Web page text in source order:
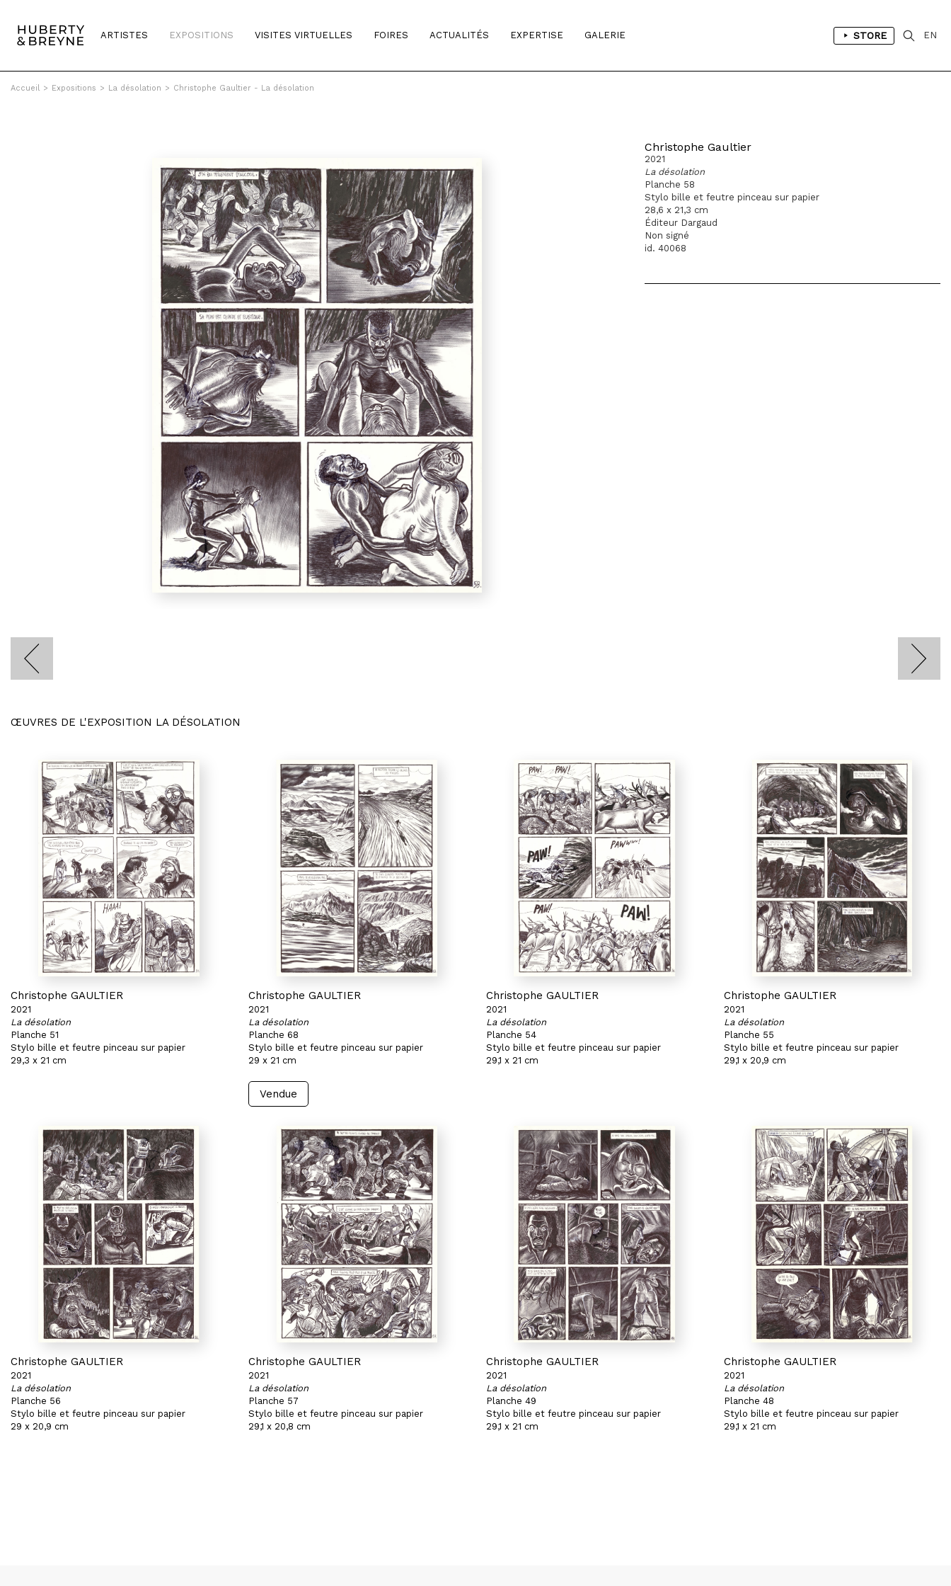
ARTISTES EXPOSITIONS VISITES VIRTUELLES FOIRES ACTUALITÉS EXPERTISE GALERIE STORE EN
Accueil > Expositions > La désolation > Christophe Gaultier - La désolation
Christophe Gaultier
2021
La désolation
Planche 58
Stylo bille et feutre pinceau sur papier
28,6 x 21,3 cm
Éditeur Dargaud
Non signé
id. 40068
ŒUVRES DE L'EXPOSITION LA DÉSOLATION
Christophe GAULTIER
2021
La désolation
Planche 51
Stylo bille et feutre pinceau sur papier
29,3 x 21 cm
Christophe GAULTIER
2021
La désolation
Planche 68
Stylo bille et feutre pinceau sur papier
29 x 21 cm
Vendue
Christophe GAULTIER
2021
La désolation
Planche 54
Stylo bille et feutre pinceau sur papier
29,1 x 21 cm
Christophe GAULTIER
2021
La désolation
Planche 55
Stylo bille et feutre pinceau sur papier
29,1 x 20,9 cm
Christophe GAULTIER
2021
La désolation
Planche 56
Stylo bille et feutre pinceau sur papier
29 x 20,9 cm
Christophe GAULTIER
2021
La désolation
Planche 57
Stylo bille et feutre pinceau sur papier
29,1 x 20,8 cm
Christophe GAULTIER
2021
La désolation
Planche 49
Stylo bille et feutre pinceau sur papier
29,1 x 21 cm
Christophe GAULTIER
2021
La désolation
Planche 48
Stylo bille et feutre pinceau sur papier
29,1 x 21 cm